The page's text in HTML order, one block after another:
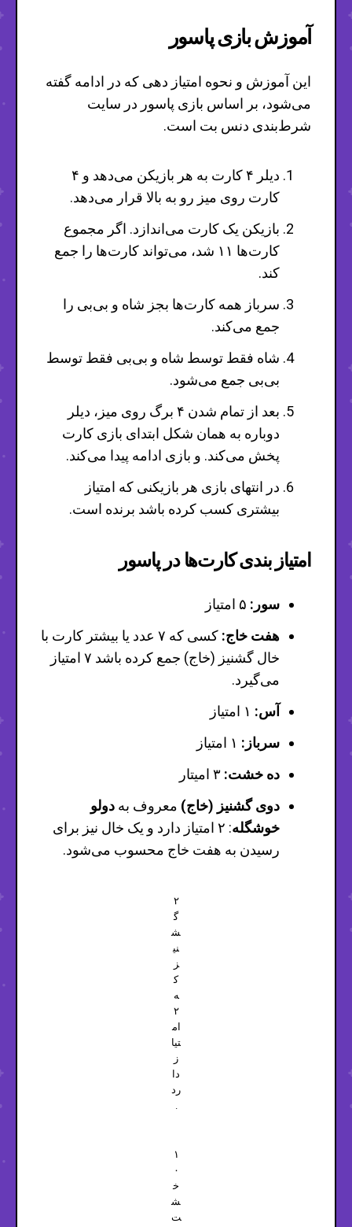
آموزش بازی پاسور
این آموزش و نحوه امتیاز دهی که در ادامه گفته
می‌شود، بر اساس بازی پاسور در سایت
شرط‌بندی دنس بت است.
دیلر ۴ کارت به هر بازیکن می‌دهد و ۴
کارت روی میز رو به بالا قرار می‌دهد.
بازیکن یک کارت می‌اندازد. اگر مجموع
کارت‌ها ۱۱ شد، می‌تواند کارت‌ها را جمع
کند.
سرباز همه کارت‌ها بجز شاه و بی‌بی را
جمع می‌کند.
شاه فقط توسط شاه و بی‌بی فقط توسط
بی‌بی جمع می‌شود.
بعد از تمام شدن ۴ برگ روی میز، دیلر
دوباره به همان شکل ابتدای بازی کارت
پخش می‌کند. و بازی ادامه پیدا می‌کند.
در انتهای بازی هر بازیکنی که امتیاز
بیشتری کسب کرده باشد برنده است.
امتیاز بندی کارت‌ها در پاسور
سور:
هفت خاج:
کسی که ۷ عدد یا بیشتر کارت با
خال گشنیز (خاج) جمع کرده باشد ۷ امتیاز
می‌گیرد.
آس:
سرباز:
ده خشت:
دوی گشنیز (خاج) معروف به دولو
خوشگله
: ۲ امتیاز دارد و یک خال نیز برای
رسیدن به هفت خاج محسوب می‌شود.
۲
گ
ش
نی
ز
ک
ه
۲
ام
تیا
ز
دا
رد
.
۱
۰
خ
ش
ت